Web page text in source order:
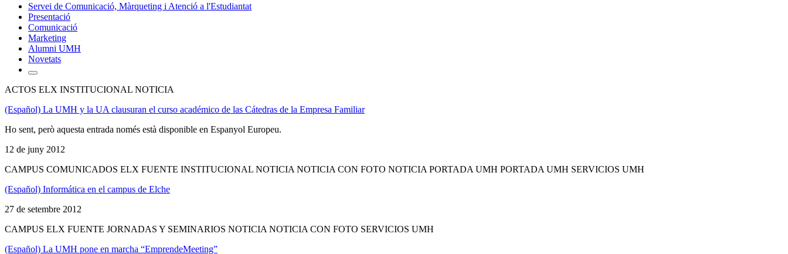
Servei de Comunicació, Màrqueting i Atenció a l'Estudiantat
Presentació
Comunicació
Marketing
Alumni UMH
Novetats
ACTOS ELX INSTITUCIONAL NOTICIA
(Español) La UMH y la UA clausuran el curso académico de las Cátedras de la Empresa Familiar
Ho sent, però aquesta entrada només està disponible en Espanyol Europeu.
12 de juny 2012
CAMPUS COMUNICADOS ELX FUENTE INSTITUCIONAL NOTICIA NOTICIA CON FOTO NOTICIA PORTADA UMH PORTADA UMH SERVICIOS UMH
(Español) Informática en el campus de Elche
27 de setembre 2012
CAMPUS ELX FUENTE JORNADAS Y SEMINARIOS NOTICIA NOTICIA CON FOTO SERVICIOS UMH
(Español) La UMH pone en marcha “EmprendeMeeting”